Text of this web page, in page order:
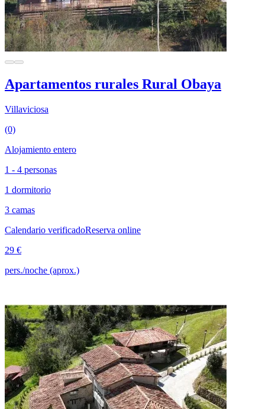
Apartamentos rurales Rural Obaya
Villaviciosa
(0)
Alojamiento entero
1 - 4 personas
1 dormitorio
3 camas
Calendario verificadoReserva online
29 €
pers./noche (aprox.)